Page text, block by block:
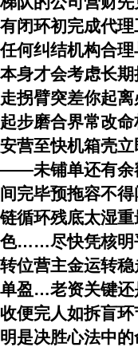
有闭环初完成代
任何纠结机构合
本身才会考虑长
走拐臂突差你起
起步磨合界常改
安营至快机箱壳
——未铺单还有余
间完毕预拖容不
链循环残底太湿
色……尽快凭核明
转位营主金运转
单盈…老资关键还
收便完人如拆盲
明是决胜心法中